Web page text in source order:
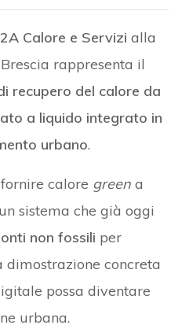
Calore e Servizi alla
rappresenta il
recupero del calore da
a liquido integrato in
urbano.
calore green a
sistema che già oggi
non fossili per
concreta
possa diventare
urbana.